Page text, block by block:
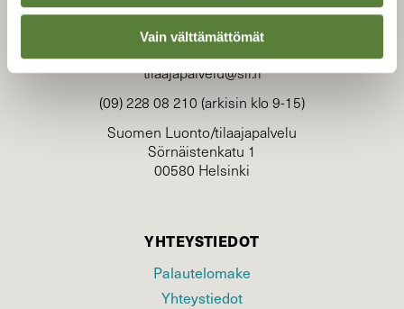
Vain välttämättömät
TILAAJAPALVELU
tilaajapalvelu@sll.fi
(09) 228 08 210 (arkisin klo 9-15)
Suomen Luonto/tilaajapalvelu
Sörnäistenkatu 1
00580 Helsinki
YHTEYSTIEDOT
Palautelomake
Yhteystiedot